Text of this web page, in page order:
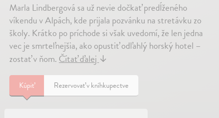
Marla Lindbergová sa už nevie dočkať predĺženého
víkendu v Alpách, kde prijala pozvánku na stretávku zo
školy. Krátko po príchode si však uvedomí, že len jedna
vec je smrteľnejšia, ako opustiť odľahlý horský hotel –
zostať v ňom.Čítať ďalej↓
Kúpiť Rezervovať v kníhkupectve